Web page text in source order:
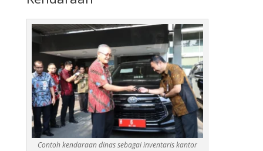
Contoh kendaraan dinas sebagai inventaris kantor